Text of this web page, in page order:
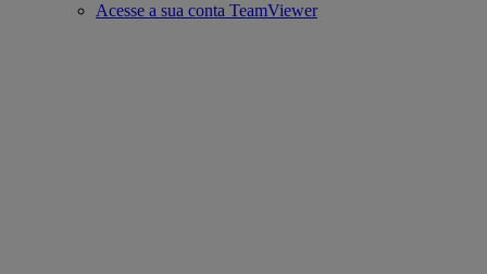
Acesse a sua conta TeamViewer